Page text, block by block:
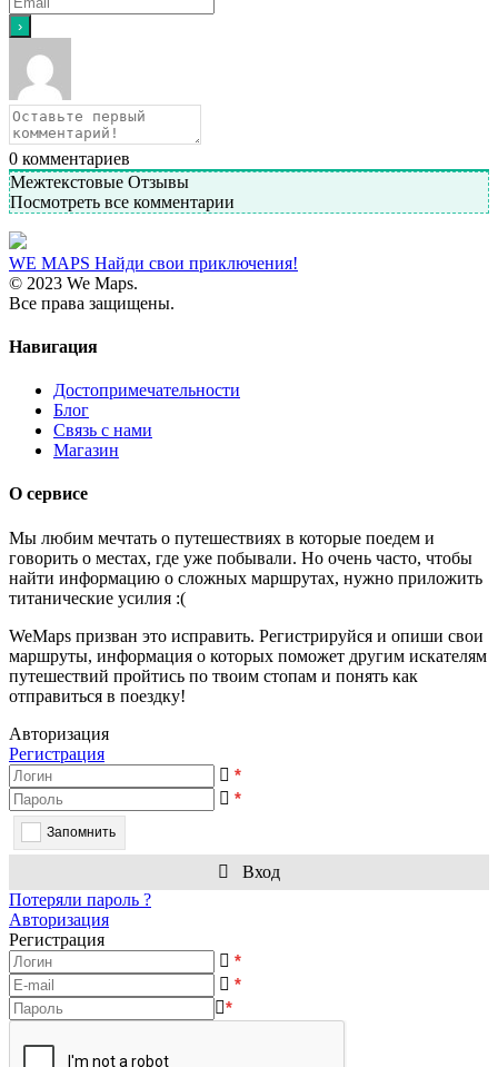
0 комментариев
Межтекстовые Отзывы
Посмотреть все комментарии
WE MAPS Найди свои приключения!
© 2023 We Maps.
Все права защищены.
Навигация
Достопримечательности
Блог
Связь с нами
Магазин
О сервисе
Мы любим мечтать о путешествиях в которые поедем и
говорить о местах, где уже побывали. Но очень часто, чтобы
найти информацию о сложных маршрутах, нужно приложить
титанические усилия :(
WeMaps призван это исправить. Регистрируйся и опиши свои
маршруты, информация о которых поможет другим искателям
путешествий пройтись по твоим стопам и понять как
отправиться в поездку!
Авторизация
Регистрация
*
*
Запомнить
Вход
Потеряли пароль ?
Авторизация
Регистрация
*
*
*